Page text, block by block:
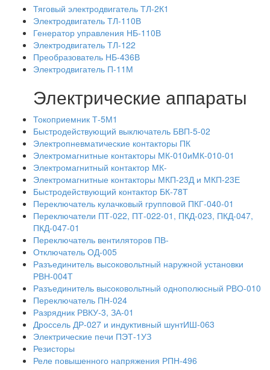
Тяговый электродвигатель ТЛ-2К1
Электродвигатель ТЛ-110В
Генератор управления НБ-110В
Электродвигатель ТЛ-122
Преобразователь НБ-436В
Электродвигатель П-11М
Электрические аппараты
Токоприемник Т-5М1
Быстродействующий выключатель БВП-5-02
Электропневматические контакторы ПК
Электромагнитные контакторы МК-010иМК-010-01
Электромагнитный контактор МК-
Электромагнитные контакторы МКП-23Д и МКП-23Е
Быстродействующий контактор БК-78Т
Переключатель кулачковый групповой ПКГ-040-01
Переключатели ПТ-022, ПТ-022-01, ПКД-023, ПКД-047,
ПКД-047-01
Переключатель вентиляторов ПВ-
Отключатель ОД-005
Разъединитель высоковольтный наружной установки
РВН-004Т
Разъединитель высоковольтный однополюсный РВО-010
Переключатель ПН-024
Разрядник РВКУ-3, ЗА-01
Дроссель ДР-027 и индуктивный шунтИШ-063
Электрические печи ПЭТ-1УЗ
Резисторы
Реле повышенного напряжения РПН-496